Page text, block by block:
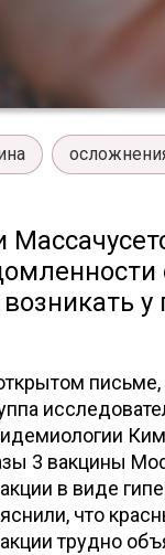
3 вакцины
в виде
что
трудно